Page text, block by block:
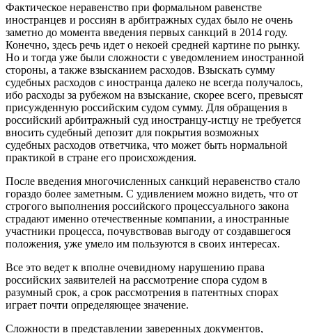
Фактическое неравенство при формальном равенстве
иностранцев и россиян в арбитражных судах было не очень
заметно до момента введения первых санкций в 2014 году.
Конечно, здесь речь идет о некоей средней картине по рынку.
Но и тогда уже были сложности с уведомлением иностранной
стороны, а также взысканием расходов. Взыскать сумму
судебных расходов с иностранца далеко не всегда получалось,
ибо расходы за рубежом на взыскание, скорее всего, превысят
присужденную российским судом сумму. Для обращения в
российский арбитражный суд иностранцу-истцу не требуется
вносить судебный депозит для покрытия возможных
судебных расходов ответчика, что может быть нормальной
практикой в стране его происхождения.
После введения многочисленных санкций неравенство стало
гораздо более заметным. С удивлением можно видеть, что от
строгого выполнения российского процессуального закона
страдают именно отечественные компании, а иностранные
участники процесса, почувствовав выгоду от создавшегося
положения, уже умело им пользуются в своих интересах.
Все это ведет к вполне очевидному нарушению права
российских заявителей на рассмотрение спора судом в
разумный срок, а срок рассмотрения в патентных спорах
играет почти определяющее значение.
Сложности в представлении заверенных документов,